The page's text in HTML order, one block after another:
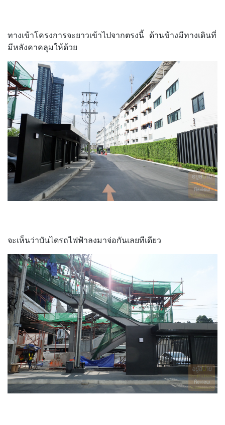
ทางเข้าโครงการจะยาวเข้าไปจากตรงนี้ ด้านข้างมีทางเดินที่
มีหลังคาคลุมให้ด้วย
จะเห็นว่าบันไดรถไฟฟ้าลงมาจ่อกันเลยทีเดียว